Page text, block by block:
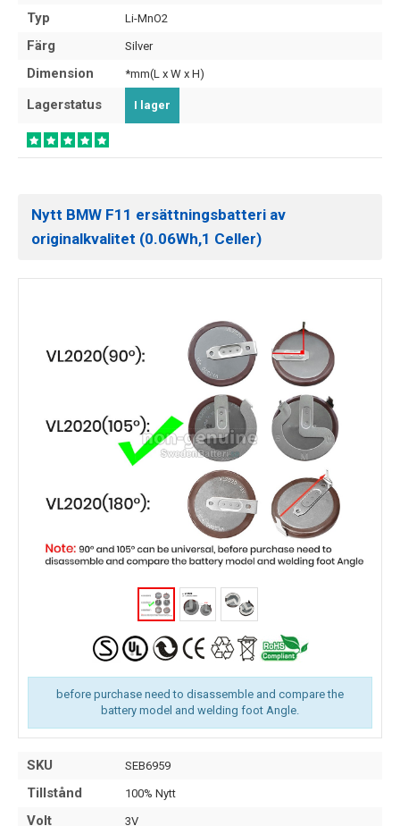
Typ Li-MnO2
Färg Silver
Dimension *mm(L x W x H)
Lagerstatus I lager
Nytt BMW F11 ersättningsbatteri av
originalkvalitet (0.06Wh,1 Celler)
before purchase need to disassemble and compare the
battery model and welding foot Angle.
SKU SEB6959
Tillstånd 100% Nytt
Volt 3V